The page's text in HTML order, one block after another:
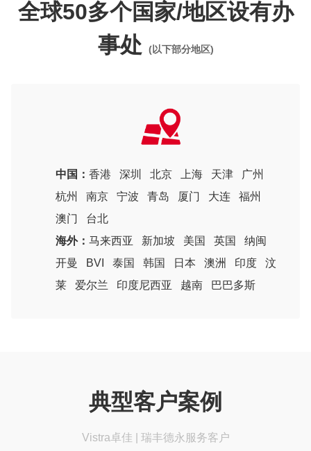
全球50多个国家/地区设有办
事处 (以下部分地区)
中国： 香港 深圳 北京 上海 天津
广州
杭州
南京 宁波 青岛 厦门 大连
福州
澳门
台北
海外： 马来西亚 新加坡 美国 英国
纳闽
开曼
BVI 泰国 韩国 日本 澳洲 印度
汶
莱
爱尔兰 印度尼西亚 越南 巴巴多斯
典型客户案例
Vistra卓佳 | 瑞丰德永服务客户